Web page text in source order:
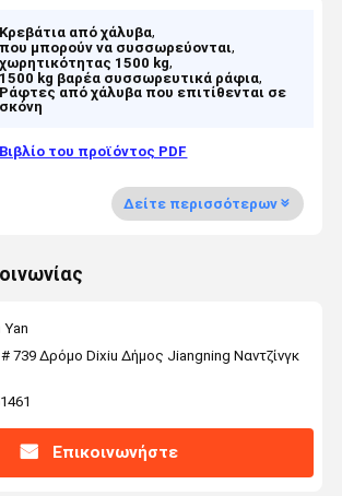
Κρεβάτια από χάλυβα,
που μπορούν να συσσωρεύονται,
χωρητικότητας 1500 kg,
1500 kg βαρέα συσσωρευτικά ράφια,
Ράφτες από χάλυβα που επιτίθενται σε
σκόνη
Βιβλίο του προϊόντος PDF
Δείτε περισσότερων
739 Δρόμο Dixiu Δήμος Jiangning Ναντζίνγκ
Επικοινωνήστε